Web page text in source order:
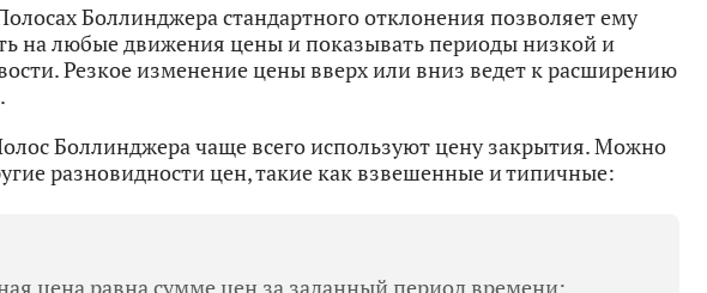
Боллинджера стандартного отклонения позволяет ему
на любые движения цены и показывать периоды низкой и
Резкое изменение цены вверх или вниз ведет к расширению
Боллинджера чаще всего используют цену закрытия. Можно
разновидности цен, такие как взвешенные и типичные:
цена равна сумме цен за заданный период времени: